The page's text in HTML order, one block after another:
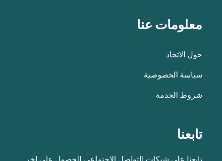
معلومات عنا
حول الاتحاد
سياسة الخصوصية
شروط الخدمة
تابعنا